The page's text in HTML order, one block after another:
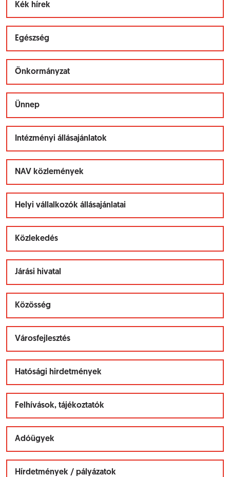
Kék hírek
Egészség
Önkormányzat
Ünnep
Intézményi állásajánlatok
NAV közlemények
Helyi vállalkozók állásajánlatai
Közlekedés
Járási hivatal
Közösség
Városfejlesztés
Hatósági hirdetmények
Felhívások, tájékoztatók
Adóügyek
Hírdetmények / pályázatok